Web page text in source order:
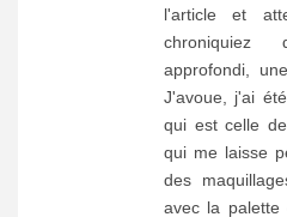
l'article et
approfondi,
J'avoue, j'ai
qui est celle
qui me laisse
des
avec la